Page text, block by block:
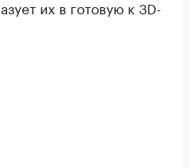
их в готовую к 3D-